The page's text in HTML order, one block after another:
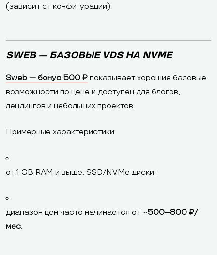
(зависит от конфигурации).
SWEB — БАЗОВЫЕ VDS НА NVME
Sweb — бонус 500 ₽ показывает хорошие базовые
возможности по цене и доступен для блогов,
лендингов и небольших проектов.
Примерные характеристики:
от 1 GB RAM и выше, SSD/NVMe диски;
диапазон цен часто начинается от ~500–800 ₽/
мес.